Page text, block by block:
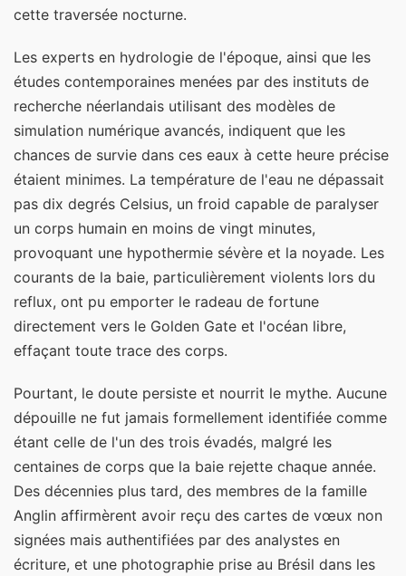
cette traversée nocturne.
Les experts en hydrologie de l'époque, ainsi que les
études contemporaines menées par des instituts de
recherche néerlandais utilisant des modèles de
simulation numérique avancés, indiquent que les
chances de survie dans ces eaux à cette heure précise
étaient minimes. La température de l'eau ne dépassait
pas dix degrés Celsius, un froid capable de paralyser
un corps humain en moins de vingt minutes,
provoquant une hypothermie sévère et la noyade. Les
courants de la baie, particulièrement violents lors du
reflux, ont pu emporter le radeau de fortune
directement vers le Golden Gate et l'océan libre,
effaçant toute trace des corps.
Pourtant, le doute persiste et nourrit le mythe. Aucune
dépouille ne fut jamais formellement identifiée comme
étant celle de l'un des trois évadés, malgré les
centaines de corps que la baie rejette chaque année.
Des décennies plus tard, des membres de la famille
Anglin affirmèrent avoir reçu des cartes de vœux non
signées mais authentifiées par des analystes en
écriture, et une photographie prise au Brésil dans les